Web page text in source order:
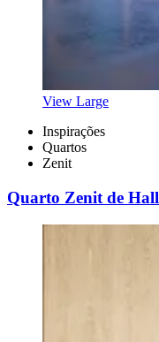
View Large
Inspirações
Quartos
Zenit
Quarto Zenit de